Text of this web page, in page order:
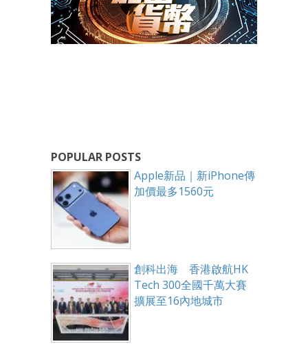
POPULAR POSTS
Apple新品｜新iPhone傳
加價最多1560元
創科出海 香港啟航HK
Tech 300全國千萬大賽
擴展至16內地城市